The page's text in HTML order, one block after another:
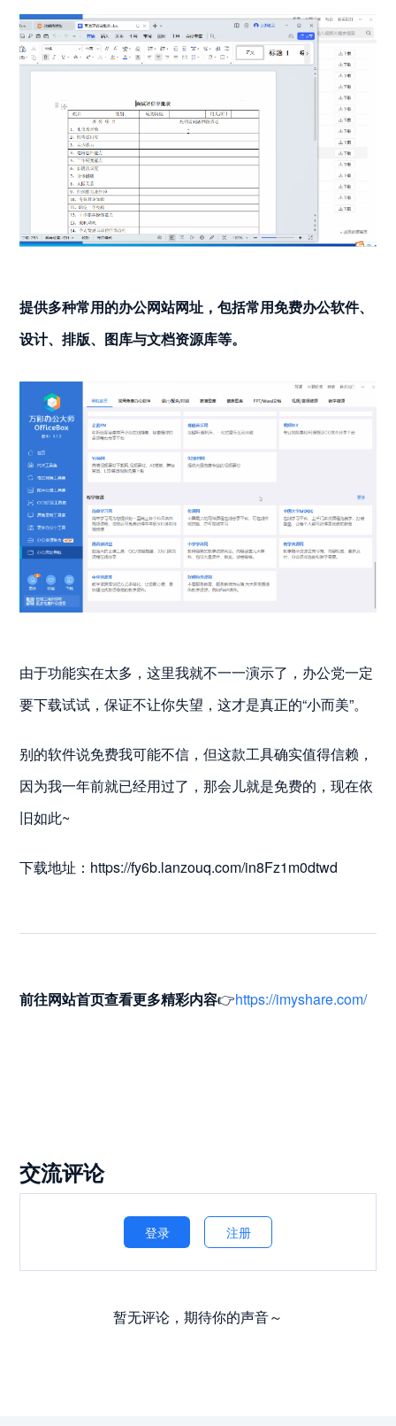
提供多种常用的办公网站网址，包括常用免费办公软件、
设计、排版、图库与文档资源库等。
由于功能实在太多，这里我就不一一演示了，办公党一定
要下载试试，保证不让你失望，这才是真正的“小而美”。
别的软件说免费我可能不信，但这款工具确实值得信赖，
因为我一年前就已经用过了，那会儿就是免费的，现在依
旧如此~
下载地址：https://fy6b.lanzouq.com/in8Fz1m0dtwd
前往网站首页查看更多精彩内容👉https://imyshare.com/
交流评论
登录 注册
暂无评论，期待你的声音～